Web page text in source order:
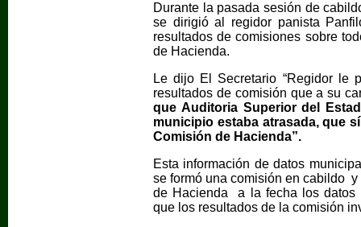
Durante la pasada sesión de
se dirigió al regidor panista
resultados de comisiones sobre
de Hacienda.
Le dijo El Secretario “Regidor le
resultados de comisión que a su
que Auditoria Superior del
municipio estaba atrasada, que
Comisión de Hacienda”.
Esta información de datos
se formó una comisión en cabildo
de Hacienda a la fecha los datos
que los resultados de la comisión